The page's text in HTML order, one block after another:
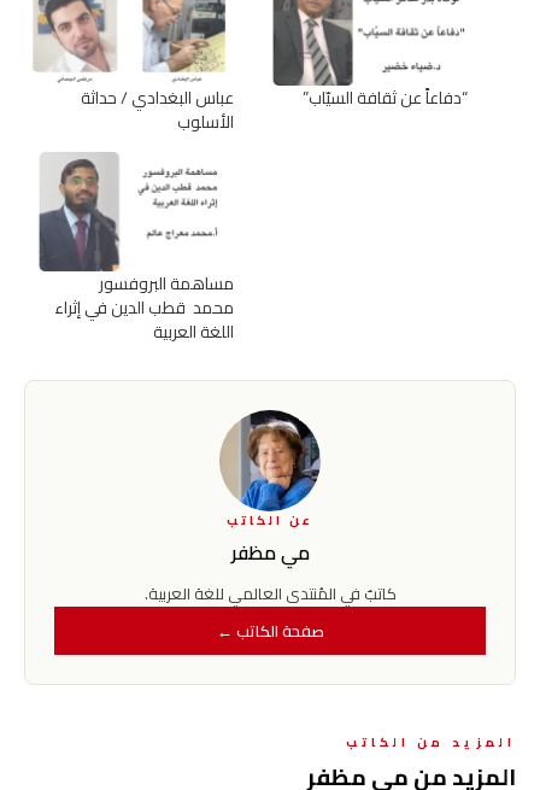
عباس البغدادي / حداثة
الأسلوب
“دفاعاً عن ثقافة السيّاب”
مساهمة البروفسور
محمد قطب الدين في إثراء
اللغة العربية
عن الكاتب
مي مظفر
كاتبٌ في المُنتدى العالمي للغة العربية.
صفحة الكاتب ←
المزيد من الكاتب
المزيد من مي مظفر